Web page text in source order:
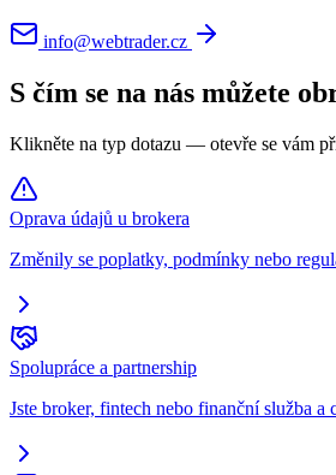
info@webtrader.cz
S čím se na nás můžete
Klikněte na typ dotazu — otevře se vám
Oprava údajů u brokera
Změnily se poplatky, podmínky nebo
Spolupráce a partnership
Jste broker, fintech nebo finanční služba a